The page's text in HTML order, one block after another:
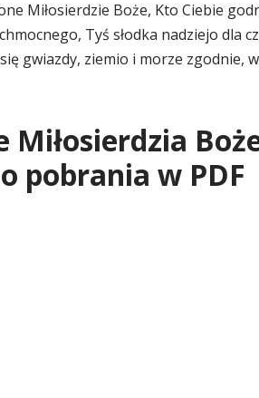
Miłosierdzie Boże, Kto Ciebie
Tyś słodka nadziejo dla
gwiazdy, ziemio i morze zgodnie,
Miłosierdzia
pobrania w PDF